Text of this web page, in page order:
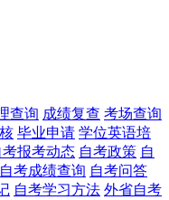
查询 成绩复查 考场查询
毕业申请 学位英语培
考报考动态 自考政策 自
自考成绩查询 自考问答
自考学习方法 外省自考